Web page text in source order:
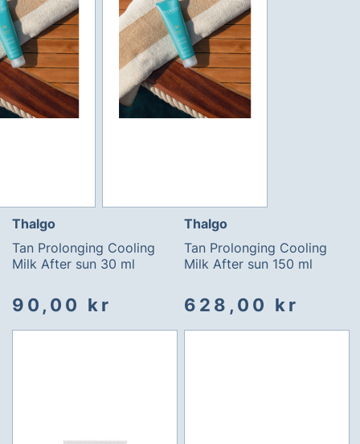
Thalgo
Tan Prolonging Cooling
Milk After sun 30 ml
90,00 kr
Thalgo
Tan Prolonging Cooling
Milk After sun 150 ml
628,00 kr